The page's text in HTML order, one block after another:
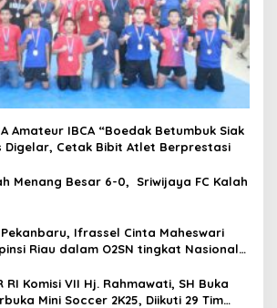
Amateur IBCA “Boedak Betumbuk Siak
Digelar, Cetak Bibit Atlet Berprestasi
Menang Besar 6-0, Sriwijaya FC Kalah
Pekanbaru, Ifrassel Cinta Maheswari
Riau dalam O2SN tingkat Nasional
RI Komisi VII Hj. Rahmawati, SH Buka
Mini Soccer 2K25, Diikuti 29 Tim